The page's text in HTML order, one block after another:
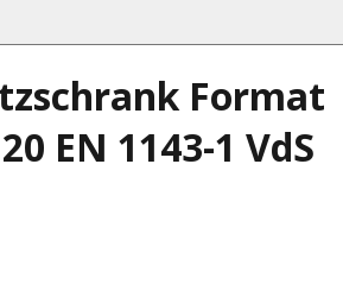
Format
EN 1143-1 VdS